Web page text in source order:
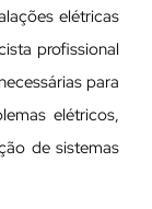
elétricas
profissional
para
elétricos,
de sistemas